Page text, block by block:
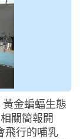
黃金蝙蝠生態
關簡報開
飛行的哺乳